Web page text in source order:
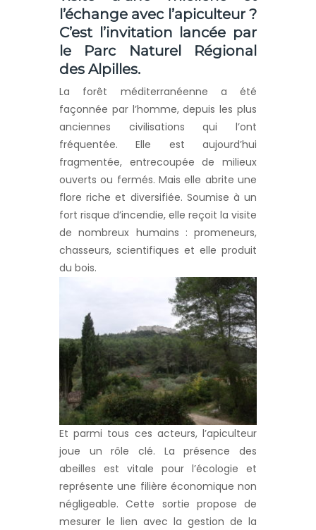
l’échange avec l’apiculteur ?
C’est l’invitation lancée par
le Parc Naturel Régional
des Alpilles.
La forêt méditerranéenne a été
façonnée par l’homme, depuis les plus
anciennes civilisations qui l’ont
fréquentée. Elle est aujourd’hui
fragmentée, entrecoupée de milieux
ouverts ou fermés. Mais elle abrite une
flore riche et diversifiée. Soumise à un
fort risque d’incendie, elle reçoit la visite
de nombreux humains : promeneurs,
chasseurs, scientifiques et elle produit
du bois.
Et parmi tous ces acteurs, l’apiculteur
joue un rôle clé. La présence des
abeilles est vitale pour l’écologie et
représente une filière économique non
négligeable. Cette sortie propose de
mesurer le lien avec la gestion de la